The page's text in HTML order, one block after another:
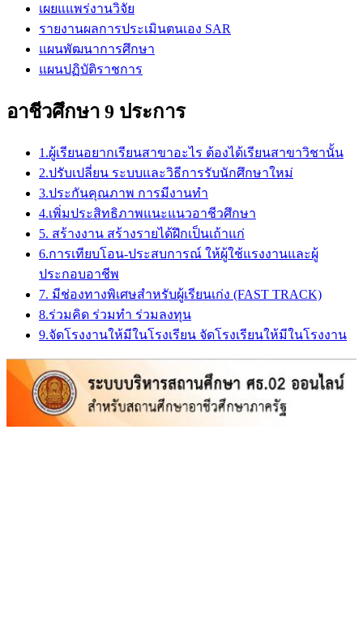
เผยแแพร่งานวิจัย
รายงานผลการประเมินตนเอง SAR
แผนพัฒนาการศึกษา
แผนปฏิบัติราชการ
อาชีวศึกษา 9 ประการ
1.ผู้เรียนอยากเรียนสาขาอะไร ต้องได้เรียนสาขาวิชานั้น
2.ปรับเปลี่ยน ระบบและวิธีการรับนักศึกษาใหม่
3.ประกันคุณภาพ การมีงานทำ
4.เพิ่มประสิทธิภาพแนะแนวอาชีวศึกษา
5. สร้างงาน สร้างรายได้ฝึกเป็นเถ้าแก่
6.การเทียบโอน-ประสบการณ์ ให้ผู้ใช้แรงงานและผู้
ประกอบอาชีพ
7. มีช่องทางพิเศษสำหรับผู้เรียนเก่ง (FAST TRACK)
8.ร่วมคิด ร่วมทำ ร่วมลงทุน
9.จัดโรงงานให้มีในโรงเรียน จัดโรงเรียนให้มีในโรงงาน